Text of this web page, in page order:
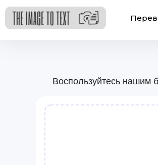
Воспользуйтесь нашим